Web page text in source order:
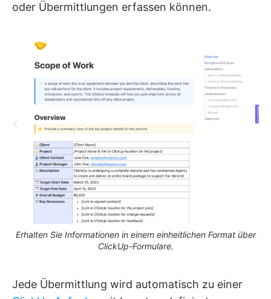
oder Übermittlungen erfassen können.
Erhalten Sie Informationen in einem einheitlichen Format über
ClickUp-Formulare.
Jede Übermittlung wird automatisch zu einer